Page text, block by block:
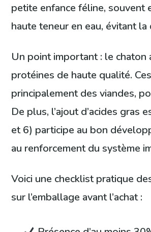
petite enfance féline, souvent
haute teneur en eau, évitant
Un point important : le chaton
protéines de haute qualité.
principalement des viandes,
De plus, l’ajout d’acides gras
et 6) participe au bon
au renforcement du système
Voici une checklist pratique
sur l’emballage avant l’achat :